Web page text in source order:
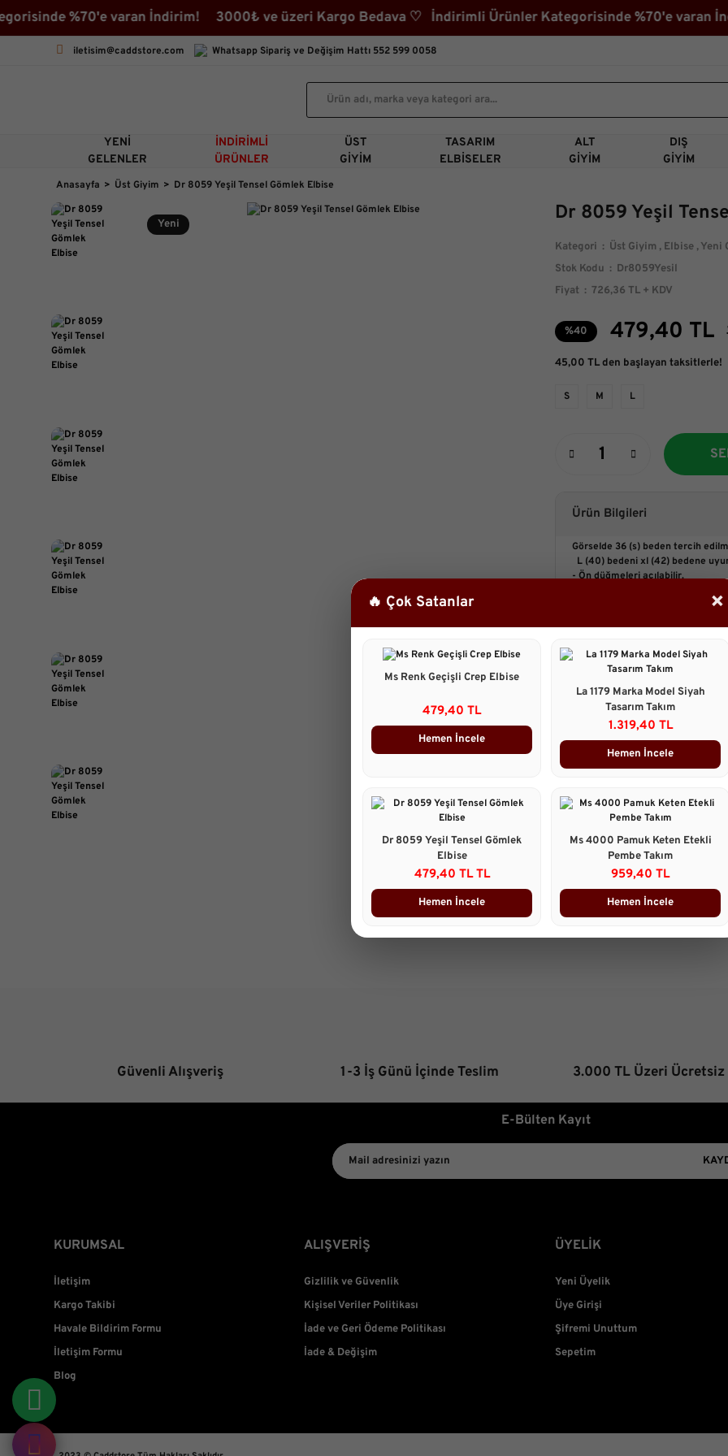
%70'e varan İndirim! 3000₺ ve üzeri Kargo Bedava ♡ İndirimli Ürünler Kategorisinde %70'e varan
iletisim@caddstore.com Whatsapp Sipariş ve Değişim Hattı 552 599 0058
YENI
GELENLER
İNDIRIMLI
ÜRÜNLER
ÜST
GIYIM
TASARIM
ELBISELER
ALT
GIYIM
DIŞ
GIYIM
🔥 Çok Satanlar ×
Ms Renk Geçişli Crep Elbise
479,40 TL
Hemen İncele
La 1179 Marka Model Siyah
Tasarım Takım
1.319,40 TL
Hemen İncele
Dr 8059 Yeşil Tensel Gömlek
Elbise
479,40 TL TL
Hemen İncele
Ms 4000 Pamuk Keten Etekli
Pembe Takım
959,40 TL
Hemen İncele
Anasayfa Üst Giyim Dr 8059 Yeşil Tensel Gömlek Elbise
Yeni Dr 8059 Yeşil
Kategori Üst Giyim , Elbise ,Yeni
Stok Kodu
Dr8059Yesil
Fiyat
726,36 TL + KDV
%40 479,40 TL
45,00 TL den başlayan taksitlerle!
S M L
Ürün Bilgileri
Görselde 36 (s) beden tercih
L (40) bedeni xl (42) bedene
- Ön düğmeleri açılabilir.
-
tensel Yıkamalı kumaş
Manken:
Boy:161 cm
Bel :67cm
Basen : 98cm
Taksit Seçenekleri
Ürün Yorumları
Önerileriniz
Bu ürünün fiyat bilgisi, resim,
Ürün fiyatı diğer sitelerden
Güvenli Alışveriş 1-3 İş Günü İçinde Teslim 3.000 TL Üzeri Ücretsiz
E-Bülten Kayıt
KURUMSAL
İletişim
Kargo Takibi
Havale Bildirim Formu
İletişim Formu
Blog
ALIŞVERİŞ
Gizlilik ve Güvenlik
Kişisel Veriler Politikası
İade ve Geri Ödeme Politikası
İade & Değişim
ÜYELİK
Yeni Üyelik
Üye Girişi
Şifremi Unuttum
Sepetim